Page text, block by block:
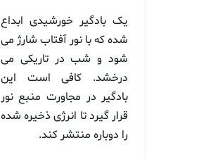
یک بادگیر خورشیدی ابداع
شده که با نور آفتاب شارژ می
شود و شب در تاریکی می
درخشد. کافی است این
بادگیر در مجاورت منبع نور
قرار گیرد تا انرژی ذخیره شده
را دوباره منتشر کند.